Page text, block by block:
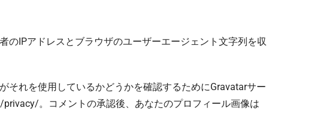
のIPアドレスとブラウザのユーザーエージェント文字列を収
それを使用しているかどうかを確認するためにGravatarサー
。コメントの承認後、あなたのプロフィール画像は